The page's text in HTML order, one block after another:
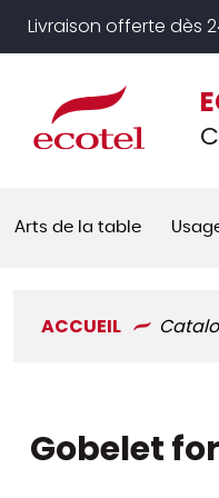
Livraison offerte dès
Arts de la table
ACCUEIL
Gobelet
Panneau de gestion des